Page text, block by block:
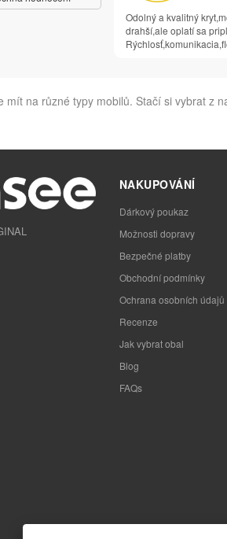
Odolný a kvalitný
drahší,ale oplatí sa
mít na různé typy mobilů. Stačí si vybrat z
NAKUPOVÁNÍ
Dárkový poukaz
Možnosti dopravy
Bezpečné platby
Obchodní podmínky
Ochrana osobních údajů
Recenze
Jak vybrat obal
Blog
FAQs